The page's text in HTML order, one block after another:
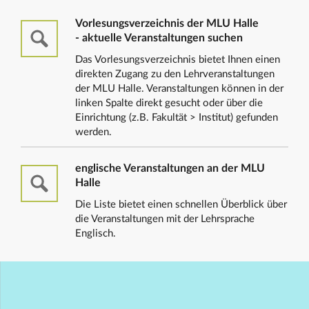
Vorlesungsverzeichnis der MLU Halle
- aktuelle Veranstaltungen suchen
Das Vorlesungsverzeichnis bietet Ihnen einen
direkten Zugang zu den Lehrveranstaltungen
der MLU Halle. Veranstaltungen können in der
linken Spalte direkt gesucht oder über die
Einrichtung (z.B. Fakultät > Institut) gefunden
werden.
englische Veranstaltungen an der MLU
Halle
Die Liste bietet einen schnellen Überblick über
die Veranstaltungen mit der Lehrsprache
Englisch.